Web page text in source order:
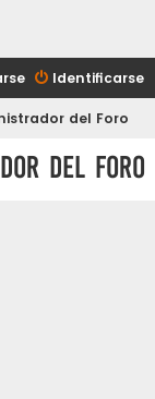
Identificarse
del Foro
del Foro